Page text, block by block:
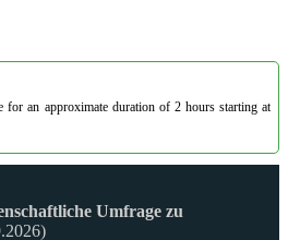
for an approximate duration of 2 hours starting at
Umfrage zu